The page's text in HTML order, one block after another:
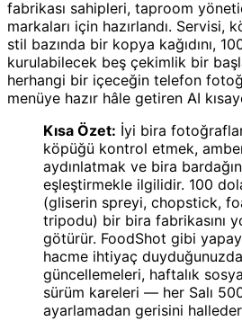
fabrikası sahipleri, taproom
markaları için hazırlandı. Servisi,
stil bazında bir kopya kağıdını,
kurulabilecek beş çekimlik bir
herhangi bir içeceğin telefon
menüye hazır hâle getiren AI
Kısa Özet: İyi bira
köpüğü kontrol etmek,
aydınlatmak ve bira
eşleştirmekle ilgilidir. 100
(gliserin spreyi, chopstick,
tripodu) bir bira fabrikasını
götürür. FoodShot gibi
hacme ihtiyaç
güncellemeleri, haftalık
sürüm kareleri — her Salı
ayarlamadan gerisini